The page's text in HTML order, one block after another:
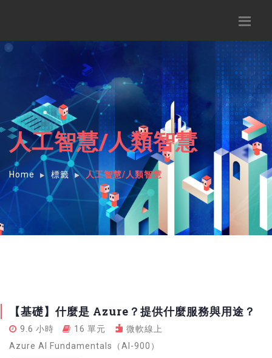
人工智慧/人類智慧
Home 標籤 人工智慧/人類智慧
【基礎】什麼是 Azure？提供什麼服務與用途？
9.6 小時 16 單元
微軟線上
Azure AI Fundamentals（AI-900）